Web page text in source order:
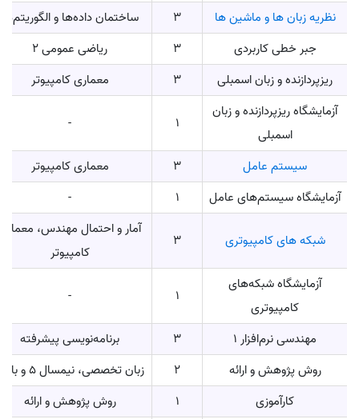
نظریه زبان‌ ها و ماشین‌ ها
3
ساختمان داده‌ها و الگوریتم‌ها
جبر خطی کاربردی
3
ریاضی عمومی 2
ریزپردازنده و زبان اسمبلی
3
معماری کامپیوتر
آزمایشگاه ریزپردازنده و زبان
اسمبلی
1
-
سیستم عامل 3
معماری کامپیوتر
آزمایشگاه سیستم‌های عامل
1
-
شبکه های کامپیوتری 3
آمار و احتمال مهندس،
کامپیوتر
آزمایشگاه شبکه‌های
کامپیوتری
1
-
مهندسی نرم‌افزار 1 3
برنامه‌نویسی پیشرفته
روش پژوهش و ارائه
2
زبان تخصصی، نیمسال 5 و بالاتر
کارآموزی
1
روش پژوهش و ارائه